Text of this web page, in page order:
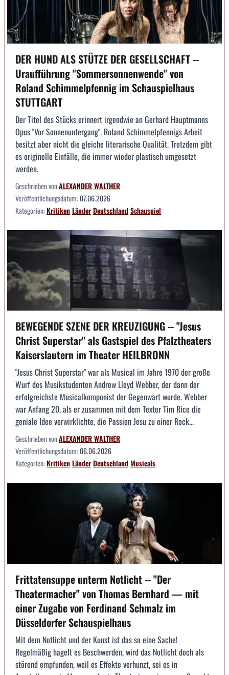
DER HUND ALS STÜTZE DER GESELLSCHAFT --
Uraufführung "Sommersonnenwende" von
Roland Schimmelpfennig im Schauspielhaus
STUTTGART
Der Titel des Stücks erinnert irgendwie an Gerhard Hauptmanns
Opus "Vor Sonnenuntergang". Roland Schimmelpfennigs Arbeit
besitzt aber nicht die gleiche literarische Qualität. Trotzdem gibt
es originelle Einfälle, die immer wieder plastisch umgesetzt
werden.
Geschrieben vonALEXANDER WALTHER
Veröffentlichungsdatum:07.06.2026
Kategorien:KritikenLänderDeutschlandSchauspiel
BEWEGENDE SZENE DER KREUZIGUNG -- "Jesus
Christ Superstar" als Gastspiel des Pfalztheaters
Kaiserslautern im Theater HEILBRONN
"Jesus Christ Superstar" war als Musical im Jahre 1970 der große
Wurf des Musikstudenten Andrew Lloyd Webber, der dann der
erfolgreichste Musicalkomponist der Gegenwart wurde. Webber
war Anfang 20, als er zusammen mit dem Texter Tim Rice die
geniale Idee verwirklichte, die Passion Jesu zu einer Rock...
Geschrieben vonALEXANDER WALTHER
Veröffentlichungsdatum:06.06.2026
Kategorien:KritikenLänderDeutschlandMusicals
Frittatensuppe unterm Notlicht -- "Der
Theatermacher" von Thomas Bernhard — mit
einer Zugabe von Ferdinand Schmalz im
Düsseldorfer Schauspielhaus
Mit dem Notlicht und der Kunst ist das so eine Sache!
Regelmäßig hagelt es Beschwerden, wird das Notlicht doch als
störend empfunden, weil es Effekte verhunzt, sei es in